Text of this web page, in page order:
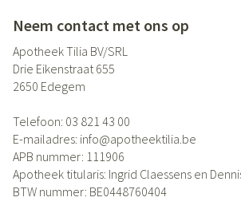
Neem contact met ons op
Apotheek Tilia BV/SRL
Drie Eikenstraat 655
2650 Edegem
Telefoon: 03 821 43 00
E-mailadres: info@apotheektilia.be
APB nummer: 111906
Apotheek titularis: Ingrid Claessens en
BTW nummer: BE0448760404